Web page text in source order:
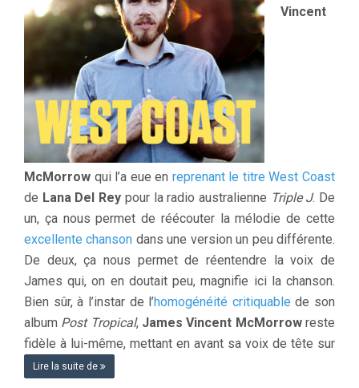
Vincent
McMorrow qui l’a eue en reprenant le titre West Coast
de Lana Del Rey pour la radio australienne Triple J. De
un, ça nous permet de réécouter la mélodie de cette
excellente chanson dans une version un peu différente.
De deux, ça nous permet de réentendre la voix de
James qui, on en doutait peu, magnifie ici la chanson.
Bien sûr, à l’instar de l’homogénéité critiquable de son
album Post Tropical, James Vincent McMorrowreste
fidèle à lui-même, mettant en avant sa voix de tête sur
Lire la suite de